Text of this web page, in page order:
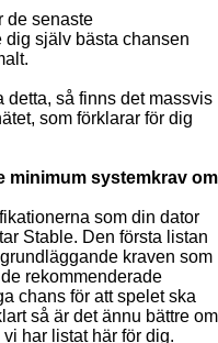
de senaste
dig själv bästa chansen
detta, så finns det massvis
som förklarar för dig
minimum systemkrav om
som din dator
Stable. Den första listan
kraven som
rekommenderade
chans för att spelet ska
så är det ännu bättre om
har listat här för dig.